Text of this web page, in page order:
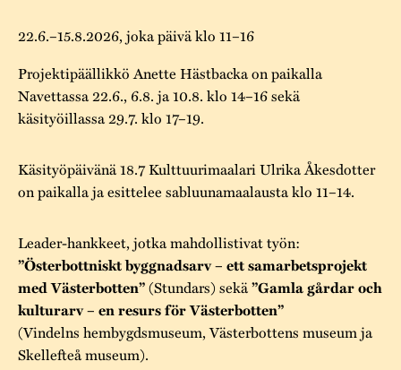
22.6.–15.8.2026, joka päivä klo 11–16
Projektipäällikkö Anette Hästbacka on paikalla
Navettassa 22.6., 6.8. ja 10.8. klo 14–16 sekä
käsityöillassa 29.7. klo 17–19.
Käsityöpäivänä 18.7 Kulttuurimaalari Ulrika Åkesdotter
on paikalla ja esittelee sabluunamaalausta klo 11–14.
Leader-hankkeet, jotka mahdollistivat työn:
”Österbottniskt byggnadsarv – ett samarbetsprojekt
med Västerbotten”(Stundars) sekä”Gamla gårdar och
kulturarv – en resurs för Västerbotten”
(Vindelns hembygdsmuseum, Västerbottens museum ja
Skellefteå museum).